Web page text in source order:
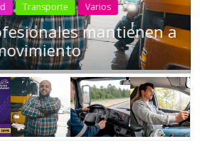
Industria Movilidad Transporte
Conducir cansado puede
peligroso como manejar